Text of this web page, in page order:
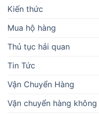
Kiến thức
Mua hộ hàng
Thủ tục hải quan
Tin Tức
Vận Chuyển Hàng
Vận chuyển hàng không